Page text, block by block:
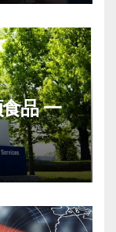
品 一